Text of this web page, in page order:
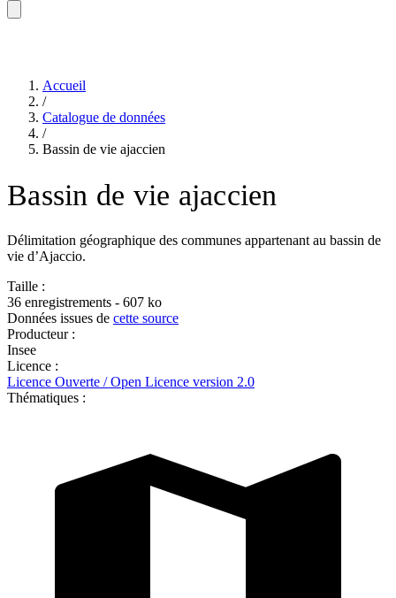
Accueil
/
Catalogue de données
/
Bassin de vie ajaccien
Bassin de vie ajaccien
Délimitation géographique des communes appartenant au bassin de
vie d’Ajaccio.
Taille :
36 enregistrements - 607 ko
Données issues de cette source
Producteur :
Insee
Licence :
Licence Ouverte / Open Licence version 2.0
Thématiques :